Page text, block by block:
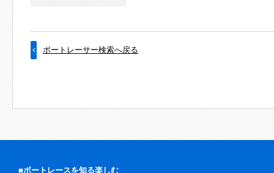
ボートレーサー検索へ戻る
■ボートレースを知る楽しむ